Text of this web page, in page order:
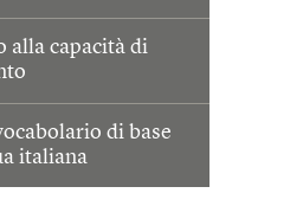
alla capacità di
di base
italiana